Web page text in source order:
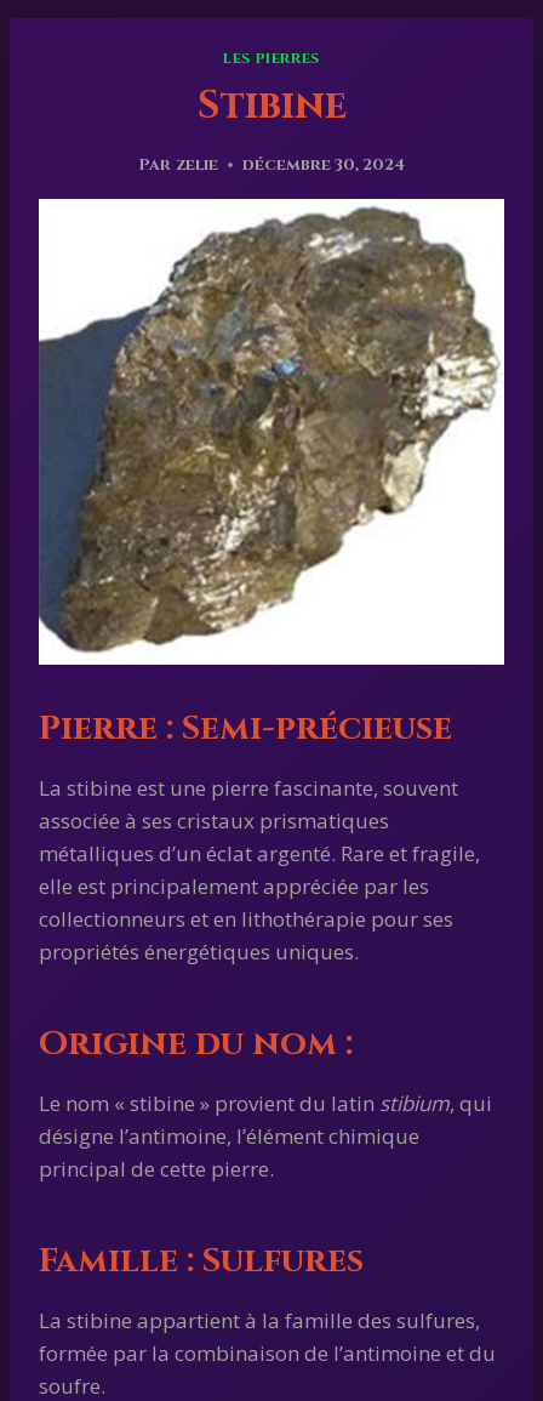
LES PIERRES
Stibine
Par zelie décembre 30, 2024
Pierre : Semi-précieuse
La stibine est une pierre fascinante, souvent
associée à ses cristaux prismatiques
métalliques d’un éclat argenté. Rare et fragile,
elle est principalement appréciée par les
collectionneurs et en lithothérapie pour ses
propriétés énergétiques uniques.
Origine du nom :
Le nom « stibine » provient du latin stibium, qui
désigne l’antimoine, l’élément chimique
principal de cette pierre.
Famille : Sulfures
La stibine appartient à la famille des sulfures,
formée par la combinaison de l’antimoine et du
soufre.